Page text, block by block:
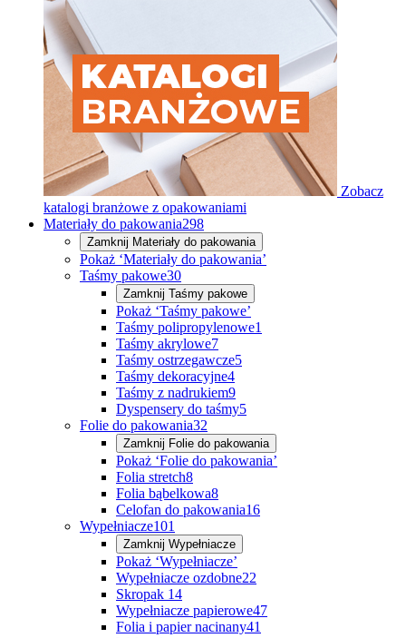
Zobacz
katalogi branżowe z opakowaniami
Materiały do pakowania298
Zamknij Materiały do pakowania
Pokaż ‘Materiały do pakowania’
Taśmy pakowe30
Zamknij Taśmy pakowe
Pokaż ‘Taśmy pakowe’
Taśmy polipropylenowe1
Taśmy akrylowe7
Taśmy ostrzegawcze5
Taśmy dekoracyjne4
Taśmy z nadrukiem9
Dyspensery do taśmy5
Folie do pakowania32
Zamknij Folie do pakowania
Pokaż ‘Folie do pakowania’
Folia stretch8
Folia bąbelkowa8
Celofan do pakowania16
Wypełniacze101
Zamknij Wypełniacze
Pokaż ‘Wypełniacze’
Wypełniacze ozdobne22
Skropak 14
Wypełniacze papierowe47
Folia i papier nacinany41